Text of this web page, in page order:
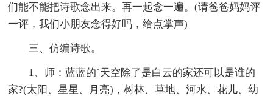
们能不能把诗歌念出来。再一起念一遍。(请爸爸妈妈评
一评，我们小朋友念得好吗，给点掌声)
三、仿编诗歌。
1、师：蓝蓝的`天空除了是白云的家还可以是谁的
家?(太阳、星星、月亮)，树林、草地、河水、花儿、幼